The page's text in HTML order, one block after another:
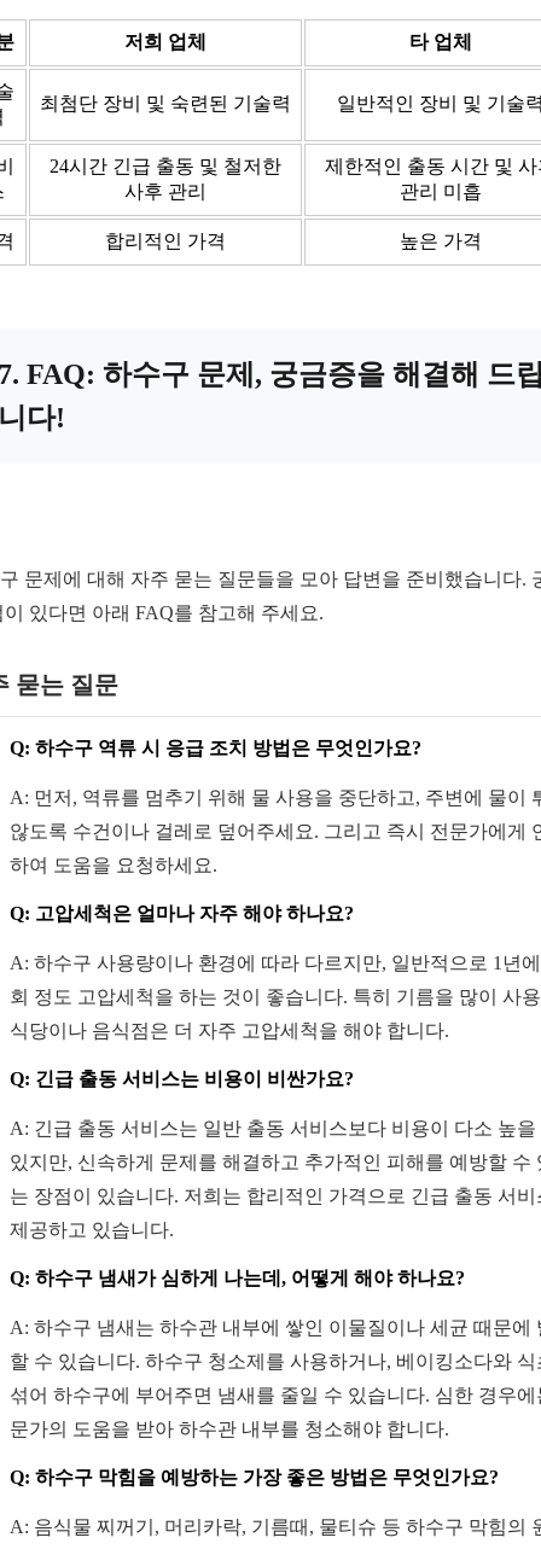
저희 업체 타 업체
최첨단 장비 및 숙련된 기술력 일반적인 장비 및 기술
24시간 긴급 출동 및 철저한
사후 관리
제한적인 출동 시간 및 사
관리 미흡
합리적인 가격 높은 가격
FAQ: 하수구 문제, 궁금증을 해결해 드
다!
문제에 대해 자주 묻는 질문들을 모아 답변을 준비했습니다.
이 있다면 아래 FAQ를 참고해 주세요.
묻는 질문
Q: 하수구 역류 시 응급 조치 방법은 무엇인가요?
A: 먼저, 역류를 멈추기 위해 물 사용을 중단하고, 주변에 물이
않도록 수건이나 걸레로 덮어주세요. 그리고 즉시 전문가에게
하여 도움을 요청하세요.
Q: 고압세척은 얼마나 자주 해야 하나요?
A: 하수구 사용량이나 환경에 따라 다르지만, 일반적으로 1년
회 정도 고압세척을 하는 것이 좋습니다. 특히 기름을 많이 사
식당이나 음식점은 더 자주 고압세척을 해야 합니다.
Q: 긴급 출동 서비스는 비용이 비싼가요?
A: 긴급 출동 서비스는 일반 출동 서비스보다 비용이 다소 높을
있지만, 신속하게 문제를 해결하고 추가적인 피해를 예방할 수
는 장점이 있습니다. 저희는 합리적인 가격으로 긴급 출동 서비
제공하고 있습니다.
Q: 하수구 냄새가 심하게 나는데, 어떻게 해야 하나요?
A: 하수구 냄새는 하수관 내부에 쌓인 이물질이나 세균 때문에
할 수 있습니다. 하수구 청소제를 사용하거나, 베이킹소다와 식
섞어 하수구에 부어주면 냄새를 줄일 수 있습니다. 심한 경우에
문가의 도움을 받아 하수관 내부를 청소해야 합니다.
Q: 하수구 막힘을 예방하는 가장 좋은 방법은 무엇인가요?
A: 음식물 찌꺼기, 머리카락, 기름때, 물티슈 등 하수구 막힘의